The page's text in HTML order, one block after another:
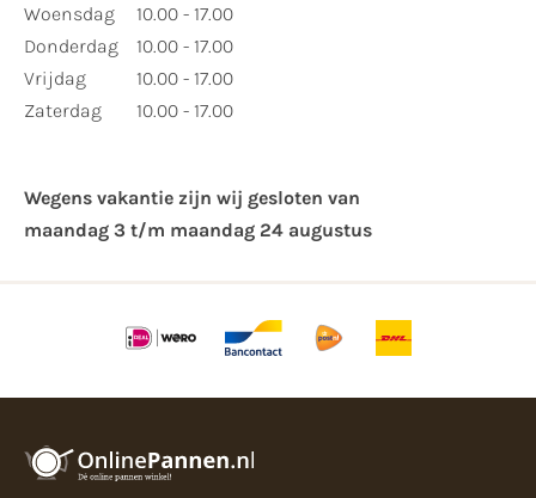
Woensdag
Donderdag
Vrijdag
Zaterdag
10.00 - 17.00
10.00 - 17.00
10.00 - 17.00
10.00 - 17.00
Wegens vakantie zijn wij gesloten van ​
maandag 3 t/m maandag 24 augustus